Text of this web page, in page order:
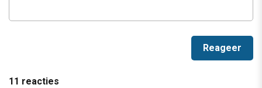
11 reacties